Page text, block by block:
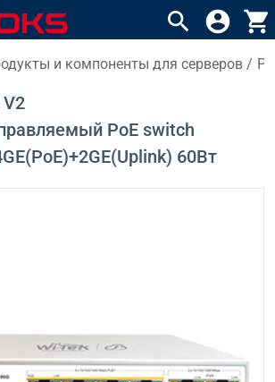
search account_circle shopping_cart
и компоненты для серверов /
V2
PoE switch
60Вт